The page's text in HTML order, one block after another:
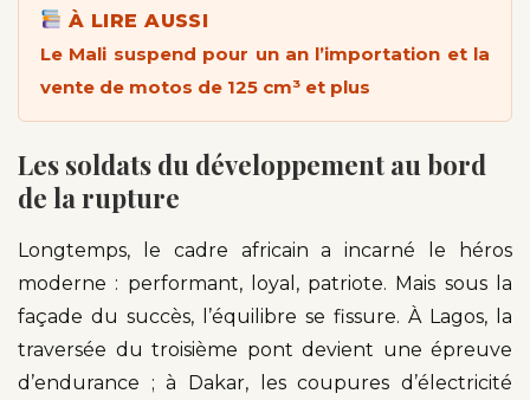
À LIRE AUSSI
Le Mali suspend pour un an l’importation et la
vente de motos de 125 cm³ et plus
Les soldats du développement au bord
de la rupture
Longtemps, le cadre africain a incarné le héros
moderne : performant, loyal, patriote. Mais sous la
façade du succès, l’équilibre se fissure. À Lagos, la
traversée du troisième pont devient une épreuve
d’endurance ; à Dakar, les coupures d’électricité